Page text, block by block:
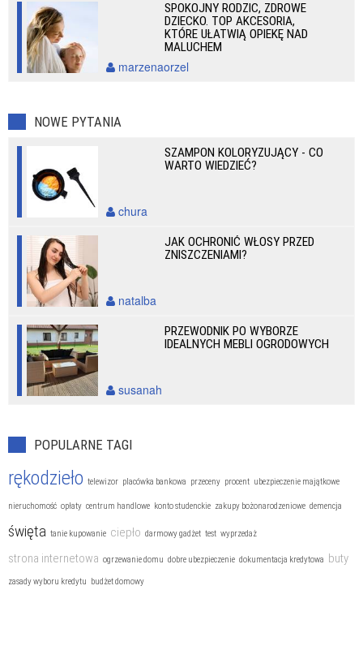
SPOKOJNY RODZIC, ZDROWE
DZIECKO. TOP AKCESORIA,
KTÓRE UŁATWIĄ OPIEKĘ NAD
MALUCHEM
marzenaorzel
NOWE PYTANIA
SZAMPON KOLORYZUJĄCY - CO
WARTO WIEDZIEĆ?
chura
JAK OCHRONIĆ WŁOSY PRZED
ZNISZCZENIAMI?
natalba
PRZEWODNIK PO WYBORZE
IDEALNYCH MEBLI OGRODOWYCH
susanah
POPULARNE TAGI
rękodzieło telewizor placówka bankowa przeceny procent ubezpieczenie majątkowe
nieruchomość opłaty centrum handlowe konto studenckie zakupy bożonarodzeniowe demencja
święta tanie kupowanie ciepło darmowy gadżet test wyprzedaż
strona internetowa ogrzewanie domu dobre ubezpieczenie dokumentacja kredytowa buty
zasady wyboru kredytu budżet domowy